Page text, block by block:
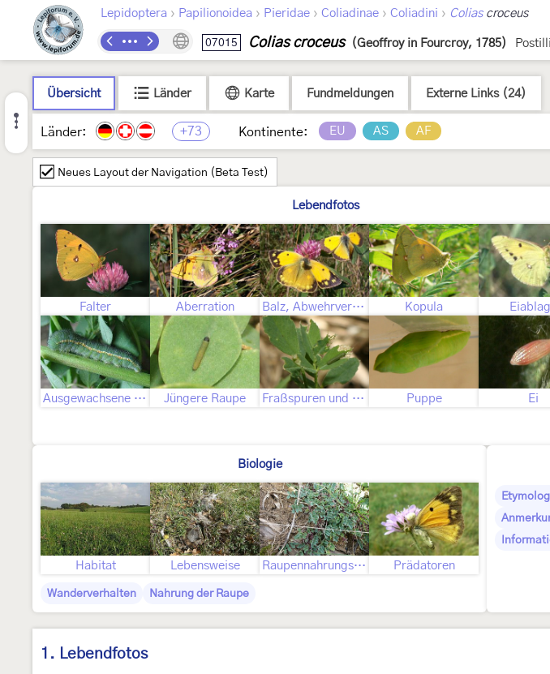
Lepidoptera › Papilionoidea › Pieridae › Coliadinae › Coliadini › Coliascroceus
07015 Colias croceus (Geoffroy in Fourcroy, 1785)
Übersicht Länder Karte Fundmeldungen Externe Links (24)
Länder: +73 Kontinente: EU AS AF
Neues Layout der Navigation (Beta Test)
Lebendfotos
Falter Aberration Balz, Abwehrverhalten des Weibchens Kopula
Ausgewachsene Raupe Jüngere Raupe Fraßspuren und Befallsbild Puppe Ei
Biologie
Habitat Lebensweise Raupennahrungspflanzen Prädatoren
Wanderverhalten Nahrung der Raupe
1. Lebendfotos